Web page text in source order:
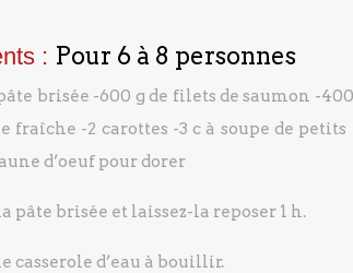
: Pour 6 à 8 personnes
brisée -600 g de filets de saumon -
fraîche -2 carottes -3 c à soupe de petits
d’oeuf pour dorer
pâte brisée et laissez-la reposer 1 h.
casserole d’eau à bouillir.